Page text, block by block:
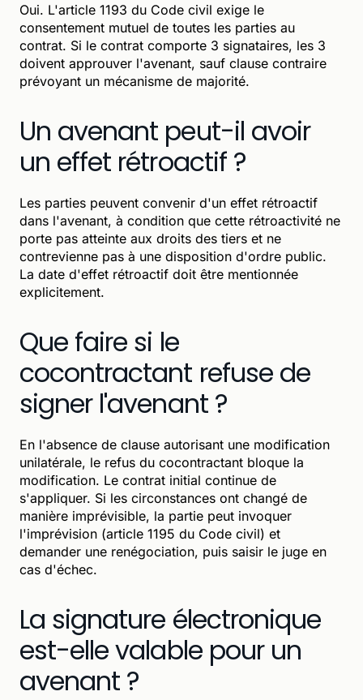
Oui. L'article 1193 du Code civil exige le
consentement mutuel de toutes les parties au
contrat. Si le contrat comporte 3 signataires, les 3
doivent approuver l'avenant, sauf clause contraire
prévoyant un mécanisme de majorité.
Un avenant peut-il avoir
un effet rétroactif ?
Les parties peuvent convenir d'un effet rétroactif
dans l'avenant, à condition que cette rétroactivité ne
porte pas atteinte aux droits des tiers et ne
contrevienne pas à une disposition d'ordre public.
La date d'effet rétroactif doit être mentionnée
explicitement.
Que faire si le
cocontractant refuse de
signer l'avenant ?
En l'absence de clause autorisant une modification
unilatérale, le refus du cocontractant bloque la
modification. Le contrat initial continue de
s'appliquer. Si les circonstances ont changé de
manière imprévisible, la partie peut invoquer
l'imprévision (article 1195 du Code civil) et
demander une renégociation, puis saisir le juge en
cas d'échec.
La signature électronique
est-elle valable pour un
avenant ?